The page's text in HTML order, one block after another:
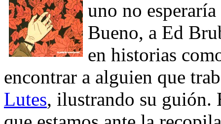
uno no
Bueno, a Ed
en historias
encontrar a alguien que
Lutes, ilustrando su guión.